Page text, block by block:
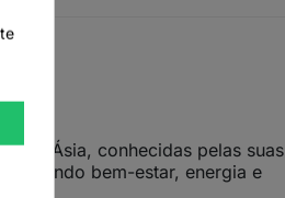
e Ásia, conhecidas pelas suas
bem-estar, energia e